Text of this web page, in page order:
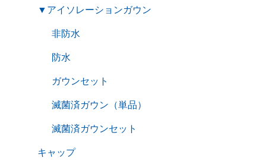
▼ アイソレーションガウン
非防水
防水
ガウンセット
滅菌済ガウン（単品）
滅菌済ガウンセット
キャップ